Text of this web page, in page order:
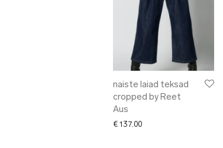
naiste laiad teksad
cropped by Reet
Aus
€137.00